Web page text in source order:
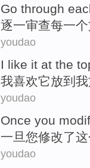
Go through
逐一审查每一个
youdao
I like it at the
我喜欢它放到 我
youdao
Once you
一旦 您修改了
youdao